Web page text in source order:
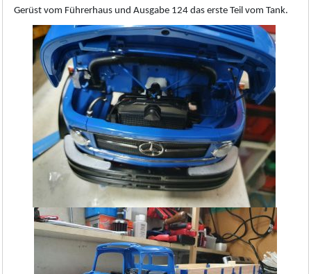
Gerüst vom Führerhaus und Ausgabe 124 das erste Teil vom Tank.